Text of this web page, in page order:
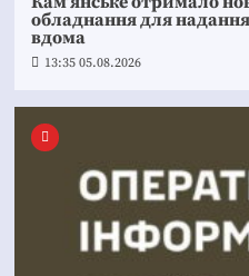
обладнання для
вдома
13:35 05.08.2026